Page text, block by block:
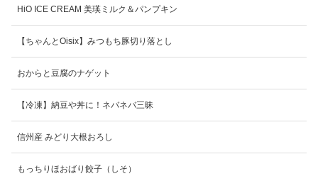
HiO ICE CREAM 美瑛ミルク＆パンプキン
【ちゃんとOisix】みつもち豚切り落とし
おからと豆腐のナゲット
【冷凍】納豆や丼に！ネバネバ三昧
信州産 みどり大根おろし
もっちりほおばり餃子（しそ）